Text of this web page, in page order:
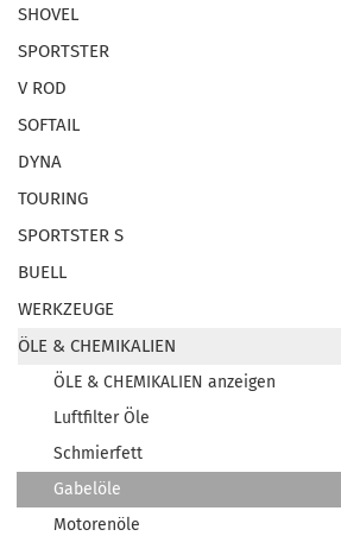
SHOVEL
SPORTSTER
V ROD
SOFTAIL
DYNA
TOURING
SPORTSTER S
BUELL
WERKZEUGE
ÖLE & CHEMIKALIEN
ÖLE & CHEMIKALIEN anzeigen
Luftfilter Öle
Schmierfett
Gabelöle
Motorenöle